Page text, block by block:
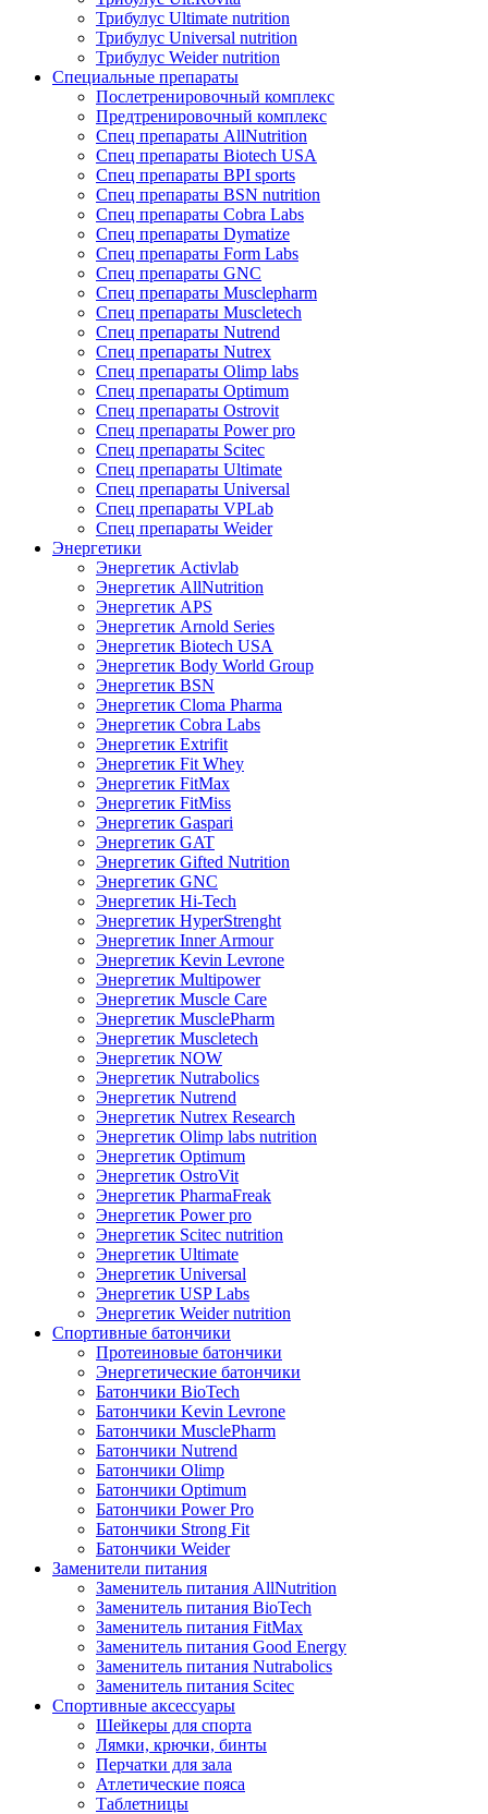
Трибулус Ultimate nutrition
Трибулус Universal nutrition
Трибулус Weider nutrition
Специальные препараты
Послетренировочный комплекс
Предтренировочный комплекс
Спец препараты AllNutrition
Спец препараты Biotech USA
Спец препараты BPI sports
Спец препараты BSN nutrition
Спец препараты Cobra Labs
Спец препараты Dymatize
Спец препараты Form Labs
Спец препараты GNC
Спец препараты Musclepharm
Спец препараты Muscletech
Спец препараты Nutrend
Спец препараты Nutrex
Спец препараты Olimp labs
Спец препараты Optimum
Спец препараты Ostrovit
Спец препараты Power pro
Спец препараты Scitec
Спец препараты Ultimate
Спец препараты Universal
Спец препараты VPLab
Спец препараты Weider
Энергетики
Энергетик Activlab
Энергетик AllNutrition
Энергетик APS
Энергетик Arnold Series
Энергетик Biotech USA
Энергетик Body World Group
Энергетик BSN
Энергетик Cloma Pharma
Энергетик Cobra Labs
Энергетик Extrifit
Энергетик Fit Whey
Энергетик FitMax
Энергетик FitMiss
Энергетик Gaspari
Энергетик GAT
Энергетик Gifted Nutrition
Энергетик GNC
Энергетик Hi-Tech
Энергетик HyperStrenght
Энергетик Inner Armour
Энергетик Kevin Levrone
Энергетик Multipower
Энергетик Muscle Care
Энергетик MusclePharm
Энергетик Muscletech
Энергетик NOW
Энергетик Nutrabolics
Энергетик Nutrend
Энергетик Nutrex Research
Энергетик Olimp labs nutrition
Энергетик Optimum
Энергетик OstroVit
Энергетик PharmaFreak
Энергетик Power pro
Энергетик Scitec nutrition
Энергетик Ultimate
Энергетик Universal
Энергетик USP Labs
Энергетик Weider nutrition
Спортивные батончики
Протеиновые батончики
Энергетические батончики
Батончики BioTech
Батончики Kevin Levrone
Батончики MusclePharm
Батончики Nutrend
Батончики Olimp
Батончики Optimum
Батончики Power Pro
Батончики Strong Fit
Батончики Weider
Заменители питания
Заменитель питания AllNutrition
Заменитель питания BioTech
Заменитель питания FitMax
Заменитель питания Good Energy
Заменитель питания Nutrabolics
Заменитель питания Scitec
Спортивные аксессуары
Шейкеры для спорта
Лямки, крючки, бинты
Перчатки для зала
Атлетические пояса
Таблетницы